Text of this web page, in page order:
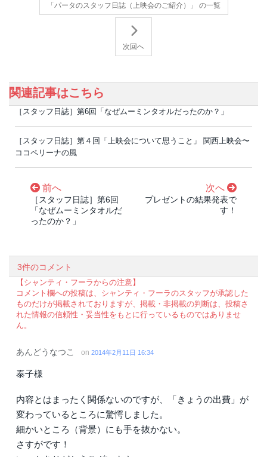
「パータのスタッフ日誌（上映会のご紹介）」 の一覧
次回へ
関連記事はこちら
［スタッフ日誌］第6回「なぜムーミンタオルだったのか？」
［スタッフ日誌］第４回「上映会について思うこと」 関西上映会〜
ココペリーナの風
前へ
［スタッフ日誌］第6回
「なぜムーミンタオルだ
ったのか？」
次へ
プレゼントの結果発表で
す！
3件のコメント
【シャンティ・フーラからの注意】
コメント欄への投稿は、シャンティ・フーラのスタッフが承認した
ものだけが掲載されておりますが、掲載・非掲載の判断は、投稿さ
れた情報の信頼性・妥当性をもとに行っているものではありませ
ん。
あんどうなつこ on 2014年2月11日 16:34
泰子様
内容とはまったく関係ないのですが、「きょうの出費」が
変わっているところに驚愕しました。
細かいところ（背景）にも手を抜かない。
さすがです！